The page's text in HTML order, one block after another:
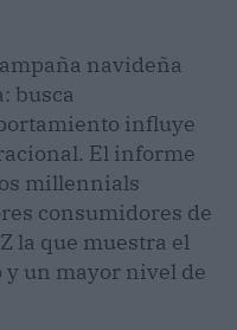
navideña
busca
influye
El informe
millennials
consumidores de
la que muestra el
un mayor nivel de